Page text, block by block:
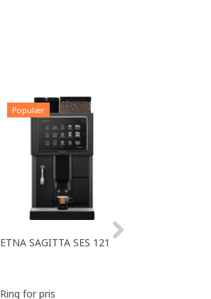
Populær
ETNA SAGITTA SES 121
Ring for pris